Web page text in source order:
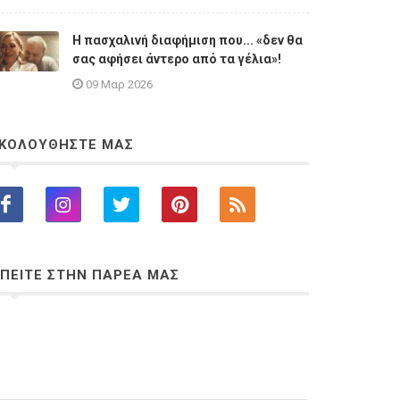
Η πασχαλινή διαφήμιση που... «δεν θα
σας αφήσει άντερο από τα γέλια»!
09 Μαρ 2026
ΜΑΣ
ΣΤΗΝ ΠΑΡΕΑ ΜΑΣ